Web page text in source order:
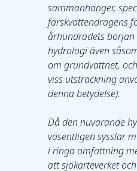
sammanhänger,
färskvattendragens
århundradets början
hydrologi även
om grundvattnet,
viss utsträckning
denna betydelse).
Då den nuvarande
väsentligen sysslar
i ringa omfattning
att sjökarteverket